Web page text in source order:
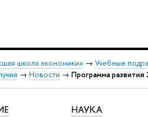
школа экономики» → Учебные
→ Новости → Программа развития
НАУКА